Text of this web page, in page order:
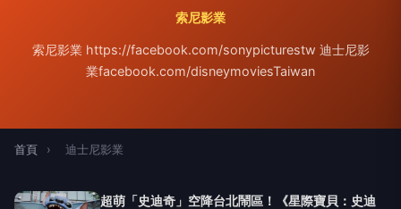
索尼影業
索尼影業 https://facebook.com/sonypicturestw 迪士尼影
業facebook.com/disneymoviesTaiwan
首頁 › 迪士尼影業
超萌「史迪奇」空降台北鬧區！《星際寶貝：史迪